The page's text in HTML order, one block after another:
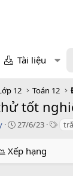
Tài liệu
12 Toán 12
tốt
C
e
a
t
27/6/23
T
Xếp hạng